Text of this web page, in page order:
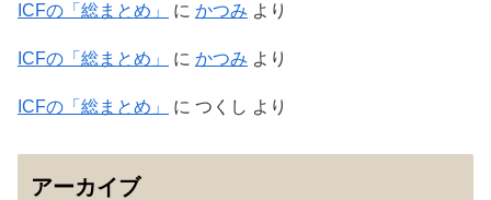
ICFの「総まとめ」 に かつみ より
ICFの「総まとめ」 に かつみ より
ICFの「総まとめ」 に つくし より
アーカイブ